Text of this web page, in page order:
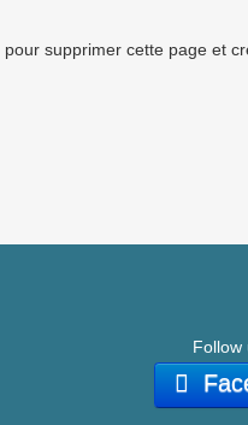
pour supprimer cette page et
Follow